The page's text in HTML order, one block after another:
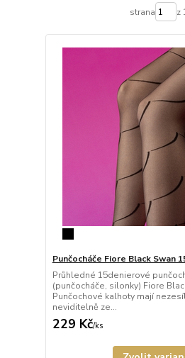
strana z
Punčocháče Fiore Black Swan
Průhledné 15denierové
(punčocháče, silonky) Fiore
Punčochové kalhoty mají
neviditelně ze...
229 Kč/ks